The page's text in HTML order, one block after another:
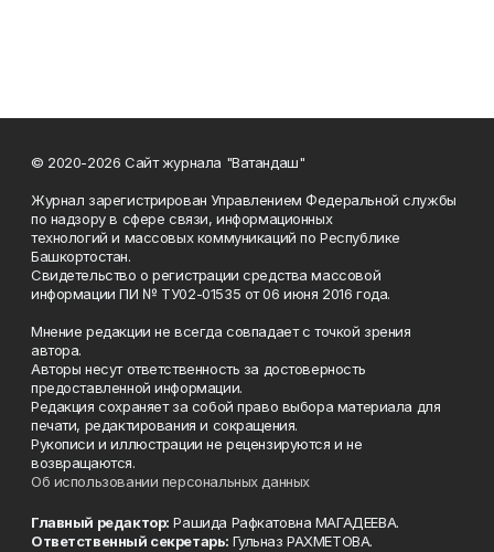
© 2020-2026 Сайт журнала "Ватандаш"
Журнал зарегистрирован Управлением Федеральной службы
по надзору в сфере связи, информационных
технологий и массовых коммуникаций по Республике
Башкортостан.
Свидетельство о регистрации средства массовой
информации ПИ № ТУ02-01535 от 06 июня 2016 года.
Мнение редакции не всегда совпадает с точкой зрения
автора.
Авторы несут ответственность за достоверность
предоставленной информации.
Редакция сохраняет за собой право выбора материала для
печати, редактирования и сокращения.
Рукописи и иллюстрации не рецензируются и не
возвращаются.
Об использовании персональных данных
Главный редактор: Рашида Рафкатовна МАГАДЕЕВА.
Ответственный секретарь: Гульназ РАХМЕТОВА.